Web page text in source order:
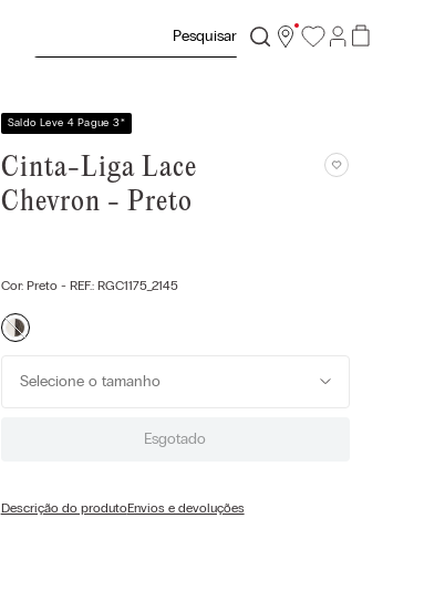
Saldo Leve 4 Pague 3*
Cinta-Liga Lace
Chevron - Preto
Cor: Preto- REF.: RGC1175_2145
Selecione o tamanho
Esgotado
Descrição do produtoEnvios e devoluções